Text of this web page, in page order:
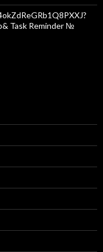
Task Reminder №